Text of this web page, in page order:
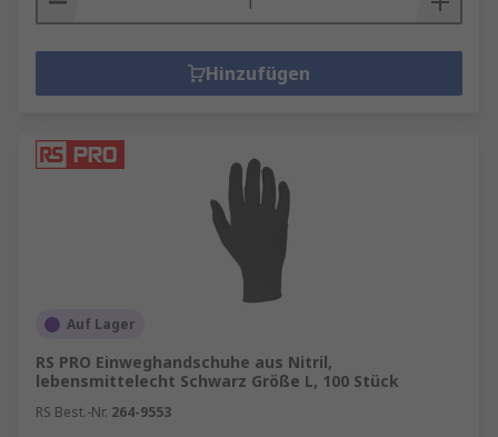
Hinzufügen
Auf Lager
RS PRO Einweghandschuhe aus Nitril,
lebensmittelecht Schwarz Größe L, 100 Stück
RS Best.-Nr. 264-9553